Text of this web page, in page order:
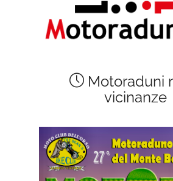
Motoraduni
vicinanze